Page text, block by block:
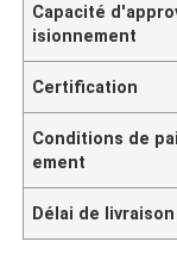
Capacité
isionnement
Certification
Conditions de pai
ement
Délai de livraison